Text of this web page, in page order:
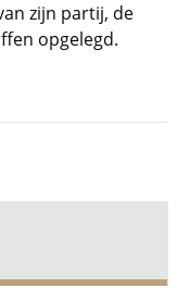
zijn partij, de
opgelegd.